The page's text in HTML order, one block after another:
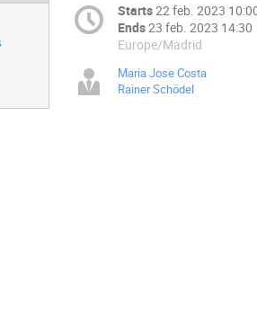
Starts22 feb. 2023
Ends23 feb. 2023 14:30
Europe/Madrid
Maria Jose Costa
Rainer Schödel